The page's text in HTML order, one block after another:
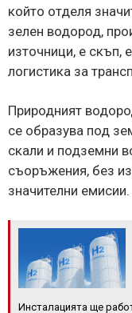
който отделя
зелен водород,
източници, е скъп,
логистика за
Природният
се образува под
скали и подземни
съоръжения, без
значителни емисии.
Инсталацията ще